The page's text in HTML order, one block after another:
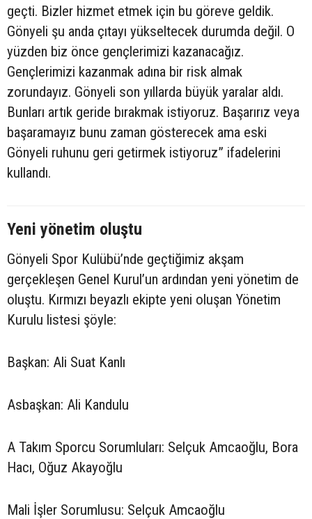
geçti. Bizler hizmet etmek için bu göreve geldik.
Gönyeli şu anda çıtayı yükseltecek durumda değil. O
yüzden biz önce gençlerimizi kazanacağız.
Gençlerimizi kazanmak adına bir risk almak
zorundayız. Gönyeli son yıllarda büyük yaralar aldı.
Bunları artık geride bırakmak istiyoruz. Başarırız veya
başaramayız bunu zaman gösterecek ama eski
Gönyeli ruhunu geri getirmek istiyoruz” ifadelerini
kullandı.
Yeni yönetim oluştu
Gönyeli Spor Kulübü’nde geçtiğimiz akşam
gerçekleşen Genel Kurul’un ardından yeni yönetim de
oluştu. Kırmızı beyazlı ekipte yeni oluşan Yönetim
Kurulu listesi şöyle:
Başkan: Ali Suat Kanlı
Asbaşkan: Ali Kandulu
A Takım Sporcu Sorumluları: Selçuk Amcaoğlu, Bora
Hacı, Oğuz Akayoğlu
Mali İşler Sorumlusu: Selçuk Amcaoğlu